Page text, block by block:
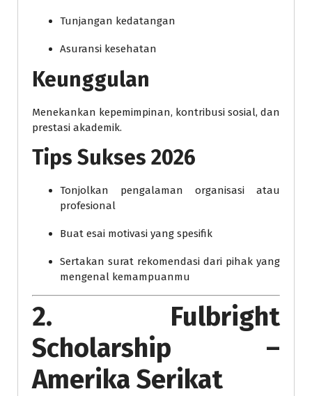
Tunjangan kedatangan
Asuransi kesehatan
Keunggulan
Menekankan kepemimpinan, kontribusi sosial, dan
prestasi akademik.
Tips Sukses 2026
Tonjolkan pengalaman organisasi atau
profesional
Buat esai motivasi yang spesifik
Sertakan surat rekomendasi dari pihak yang
mengenal kemampuanmu
2. Fulbright
Scholarship –
Amerika Serikat